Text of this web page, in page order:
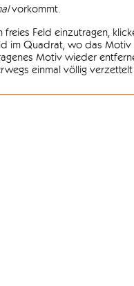
vorkommt.
freies Feld einzutragen,
im Quadrat, wo das Motiv
Motiv wieder
einmal völlig